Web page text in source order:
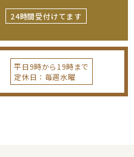
24時間受付けてます
平日9時から19時まで
定休日：毎週水曜